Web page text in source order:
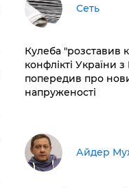
Сеть
Кулеба "розставив
конфлікті України
попередив про
напруженості
Айдер